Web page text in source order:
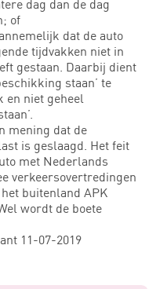
dag dan de dag
of
dat de auto
tijdvakken niet in
gestaan. Daarbij dient
staan’ te
en niet geheel
mening dat de
is geslaagd. Het feit
met Nederlands
verkeersovertredingen
buitenland APK
wordt de boete
11-07-2019